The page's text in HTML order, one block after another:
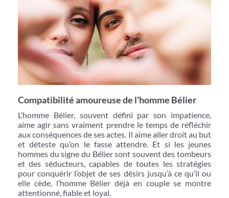
Compatibilité amoureuse de l’homme Bélier
L’homme Bélier, souvent défini par son impatience,
aime agir sans vraiment prendre le temps de réfléchir
aux conséquences de ses actes. Il aime aller droit au but
et déteste qu’on le fasse attendre. Et si les jeunes
hommes du signe du Bélier sont souvent des tombeurs
et des séducteurs, capables de toutes les stratégies
pour conquérir l’objet de ses désirs jusqu’à ce qu’il ou
elle cède, l’homme Bélier déjà en couple se montre
attentionné, fiable et loyal.